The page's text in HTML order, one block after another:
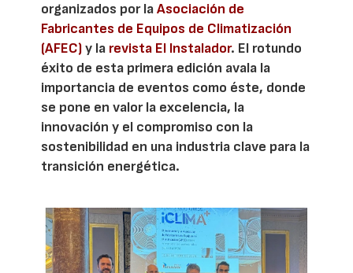
organizados por laAsociación de
Fabricantes de Equipos de Climatización
(AFEC)y la revista El Instalador. El rotundo
éxito de esta primera edición avala la
importancia de eventos como éste, donde
se pone en valor la excelencia, la
innovación y el compromiso con la
sostenibilidad en una industria clave para la
transición energética.